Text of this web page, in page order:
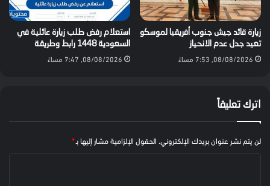
زيارة قائد جيش جنوب أفريقيا لموسكو
تعيد جدل عدم الانحياز
08/08/2026, 7:53 مساءً
استعلام رفض طلب زيارة عائلية في
السعودية 1448 رابط وطريقة
08/08/2026, 7:47 مساءً
اترك تعليقاً
لن يتم نشر عنوان بريدك الإلكتروني. الحقول الإلزامية مشار إليها بـ*